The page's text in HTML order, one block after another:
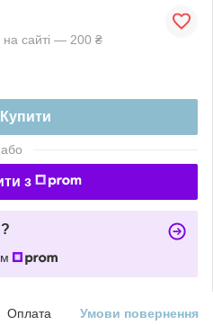
на сайті — 200 ₴
Купити
або
з
Оплата Умови повернення